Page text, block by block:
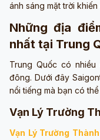
ánh sáng mặt trời
Những địa
nhất tại Trung
Trung Quốc có
đông. Dưới đây
nổi tiếng mà bạn có
Vạn Lý Trường
Vạn Lý Trường Thành